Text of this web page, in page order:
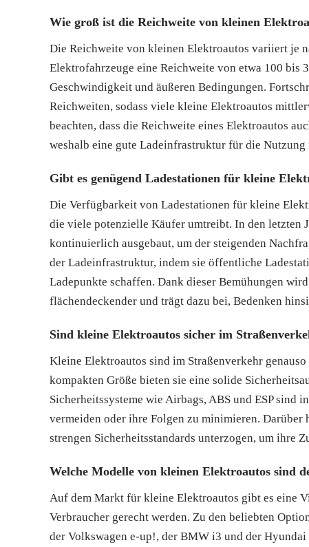
Wie groß ist die Reichweite von kleinen
Die Reichweite von kleinen Elektroautos variiert je
Elektrofahrzeuge eine Reichweite von etwa 100 bis
Geschwindigkeit und äußeren Bedingungen.
Reichweiten, sodass viele kleine Elektroautos
beachten, dass die Reichweite eines Elektroautos
weshalb eine gute Ladeinfrastruktur für die
Gibt es genügend Ladestationen für kleine
Die Verfügbarkeit von Ladestationen für kleine
die viele potenzielle Käufer umtreibt. In den letzten
kontinuierlich ausgebaut, um der steigenden
der Ladeinfrastruktur, indem sie öffentliche
Ladepunkte schaffen. Dank dieser Bemühungen
flächendeckender und trägt dazu bei, Bedenken
Sind kleine Elektroautos sicher im
Kleine Elektroautos sind im Straßenverkehr
kompakten Größe bieten sie eine solide
Sicherheitssysteme wie Airbags, ABS und ESP
vermeiden oder ihre Folgen zu minimieren.
strengen Sicherheitsstandards unterzogen, um ihre
Welche Modelle von kleinen Elektroautos sind
Auf dem Markt für kleine Elektroautos gibt es eine
Verbraucher gerecht werden. Zu den beliebten
der Volkswagen e-up!, der BMW i3 und der